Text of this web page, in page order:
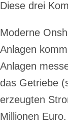
Diese drei
Moderne
Anlagen
Anlagen
das Getriebe
erzeugten
Millionen Euro.